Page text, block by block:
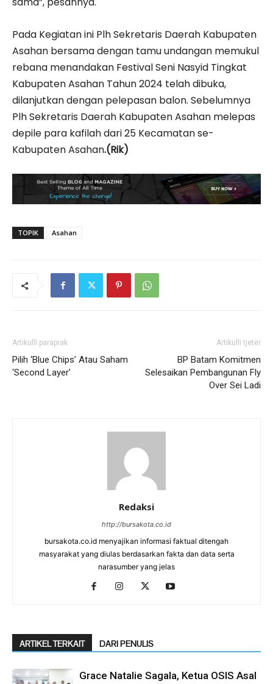
Pada Kegiatan ini Plh Sekretaris Daerah Kabupaten
Asahan bersama dengan tamu undangan memukul
rebana menandakan Festival Seni Nasyid Tingkat
Kabupaten Asahan Tahun 2024 telah dibuka,
dilanjutkan dengan pelepasan balon. Sebelumnya
Plh Sekretaris Daerah Kabupaten Asahan melepas
depile para kafilah dari 25 Kecamatan se-
Kabupaten Asahan.(Rik)
TOPIK Asahan
Artikulli paraprak
Pilih ‘Blue Chips’ Atau Saham
‘Second Layer’
Artikulli tjetër
BP Batam Komitmen
Selesaikan Pembangunan Fly
Over Sei Ladi
Redaksi
http://bursakota.co.id
bursakota.co.id menyajikan informasi faktual ditengah
masyarakat yang diulas berdasarkan fakta dan data serta
narasumber yang jelas
ARTIKEL TERKAIT DARI PENULIS
Grace Natalie Sagala, Ketua OSIS Asal